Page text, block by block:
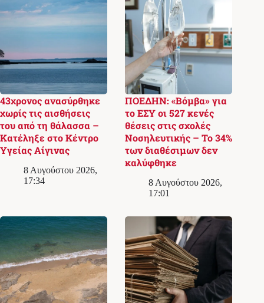
43χρονος ανασύρθηκε
χωρίς τις αισθήσεις
του από τη θάλασσα –
Κατέληξε στο Κέντρο
Υγείας Αίγινας
8 Αυγούστου 2026,
17:34
ΠΟΕΔΗΝ: «Βόμβα» για
το ΕΣΥ οι 527 κενές
θέσεις στις σχολές
Νοσηλευτικής – Το 34%
των διαθέσιμων δεν
καλύφθηκε
8 Αυγούστου 2026,
17:01